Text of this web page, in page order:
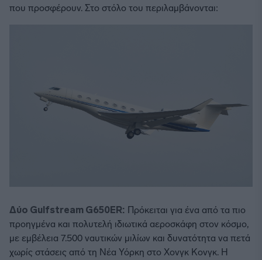
που προσφέρουν. Στο στόλο του περιλαμβάνονται:
Δύο Gulfstream G650ER: Πρόκειται για ένα από τα πιο
προηγμένα και πολυτελή ιδιωτικά αεροσκάφη στον κόσμο,
με εμβέλεια 7.500 ναυτικών μιλίων και δυνατότητα να πετά
χωρίς στάσεις από τη Νέα Υόρκη στο Χονγκ Κονγκ. Η